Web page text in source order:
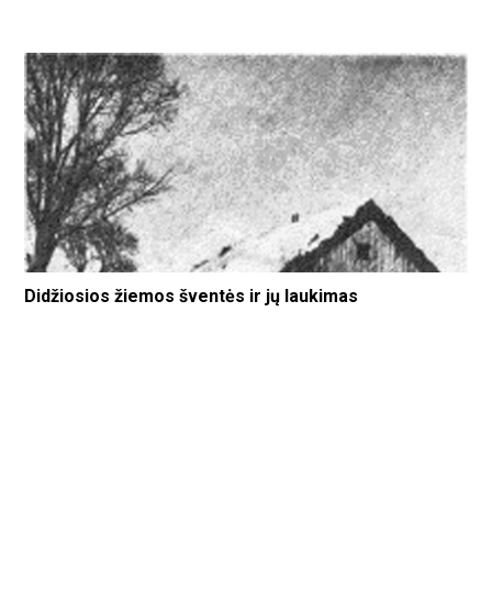
Didžiosios žiemos šventės ir jų laukimas